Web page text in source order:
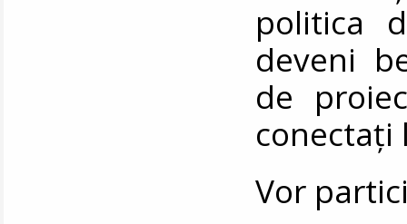
politica
deveni
de
conectați
Vor